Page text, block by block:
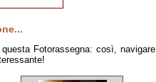
Fotorassegna: così, navigare